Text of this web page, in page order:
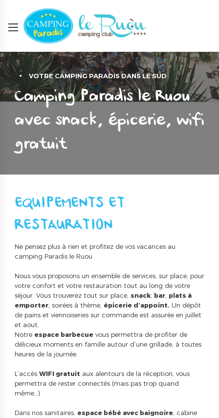
VOTRE CAMPING PARADIS DANS LE SUD
Camping Paradis le Ruou
avec snack, épicerie, wifi
gratuit
EQUIPEMENTS ET
RESTAURATION
Ne pensez plus à rien et profitez de vos vacances au
camping Paradis le Ruou
Nous vous proposons un ensemble de services, sur place, pour
votre confort et votre restauration tout au long de votre
séjour. Vous trouverez tout sur place, snack, bar, plats à
emporter, soirées à thème, épicerie d’appoint. Un dépôt
de pains et viennoiseries sur commande est assurée en juillet
et aout.
Notre espace barbecue vous permettra de profiter de
délicieux moments en famille autour d’une grillade, à toutes
heures de la journée.
L’accès WIFI gratuit aux alentours de la réception, vous
permettra de rester connectés (mais pas trop quand
même…).
Dans nos sanitaires, espace bébé avec baignoire, cabine